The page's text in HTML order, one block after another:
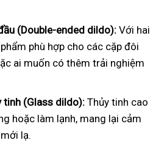
(Double-ended dildo): Với hai
phù hợp cho các cặp đôi
ai muốn có thêm trải nghiệm
tinh (Glass dildo): Thủy tinh cao
hoặc làm lạnh, mang lại cảm
lạ.